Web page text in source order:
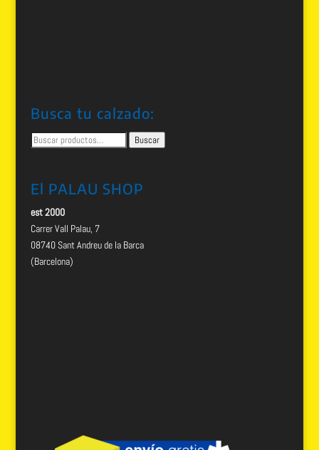
Busca tu calzado:
Buscar
por:
Buscar
El PALAU SHOP
est 2000
Carrer Vall Palau, 7
08740 Sant Andreu de la Barca
(Barcelona)